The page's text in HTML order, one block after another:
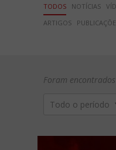
TODOS NOTÍCIAS
ARTIGOS
Foram
Todo o período